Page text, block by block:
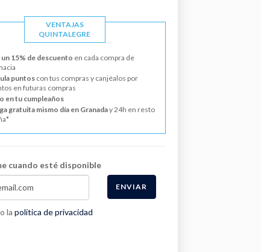
VENTAJAS
QUINTALEGRE
un 15% de descuento en cada compra de
puntoscon tus compras y canjéalos por
en futuras compras
en tu cumpleaños
gratuita mismo día en Granaday 24h en resto
cuando esté disponible
ENVIAR
la política de privacidad